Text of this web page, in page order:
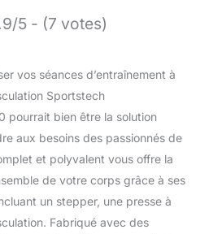
5 - (7 votes)
vos séances d’entraînement à
Sportstech
pourrait bien être la solution
aux besoins des passionnés de
et polyvalent vous offre la
de votre corps grâce à ses
un stepper, une presse à
Fabriqué avec des